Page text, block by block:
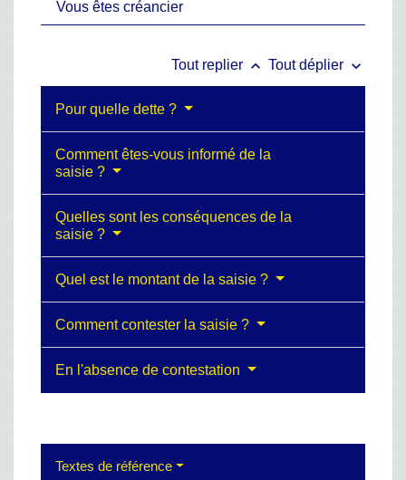
Vous êtes créancier
Tout replier keyboard_arrow_up Tout déplier keyboard_arrow_down
Pour quelle dette ?
Comment êtes-vous informé de la
saisie ?
Quelles sont les conséquences de la
saisie ?
Quel est le montant de la saisie ?
Comment contester la saisie ?
En l'absence de contestation
Textes de référence